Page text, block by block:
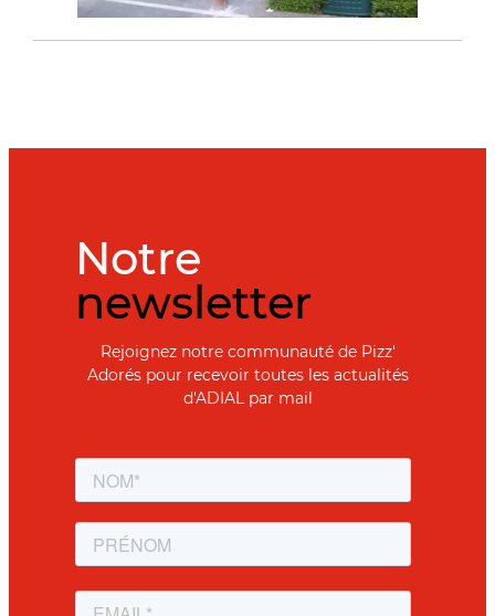
Notre
newsletter
Rejoignez notre communauté de Pizz'
Adorés pour recevoir toutes les actualités
d'ADIAL par mail